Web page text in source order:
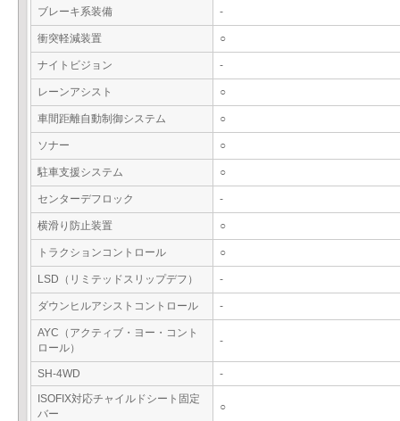
ブレーキ系装備 -
衝突軽減装置 ○
ナイトビジョン -
レーンアシスト ○
車間距離自動制御システム ○
ソナー ○
駐車支援システム ○
センターデフロック -
横滑り防止装置 ○
トラクションコントロール ○
LSD（リミテッドスリップデフ） -
ダウンヒルアシストコントロール -
AYC（アクティブ・ヨー・コント
ロール）
-
SH-4WD
-
ISOFIX対応チャイルドシート固定
バー
○